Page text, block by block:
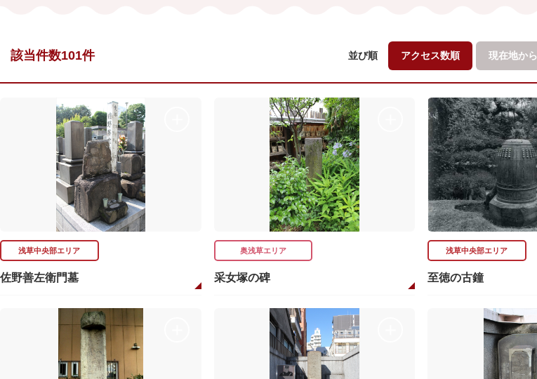
該当件数101件 並び順 アクセス数順 現在地から
浅草中央部エリア
佐野善左衛門墓
奥浅草エリア
采女塚の碑
浅草中央部エリア
至徳の古鐘